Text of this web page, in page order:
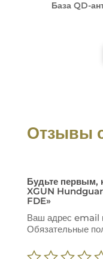
База QD-
Отзывы
Будьте первым,
XGUN
FDE»
Ваш адрес email
Обязательные